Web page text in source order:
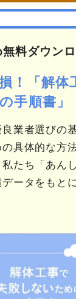
無料ダウン
！「解体
手順書」
業者選びの
具体的な方
たち「あん
ータをもと